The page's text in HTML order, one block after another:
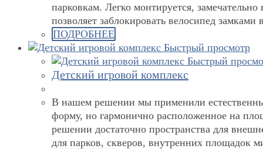
парковкам. Легко монтируется,
позволяет заблокировать велосипед
ПОДРОБНЕЕ
Быстрый просмотр
Быстрый
Детский игровой комплекс
В нашем решении мы применили
форму, но гармонично расположенное на
решении достаточно пространства для
для парков, скверов, внутренних площадок